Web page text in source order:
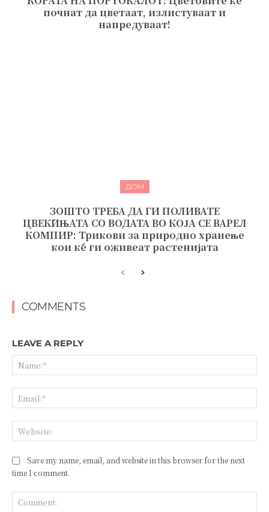
почнат да цветаат, излистуваат и
напредуваат!
ДОМ
ЗОШТО ТРЕБА ДА ГИ ПОЛИВАТЕ
ЦВЕЌИЊАТА СО ВОДАТА ВО КОЈА СЕ ВАРЕЛ
КОМПИР: Трикови за природно хранење
кои ќе ги оживеат растенијата
COMMENTS
LEAVE A REPLY
Save my name, email, and website in this browser for the next
time I comment.